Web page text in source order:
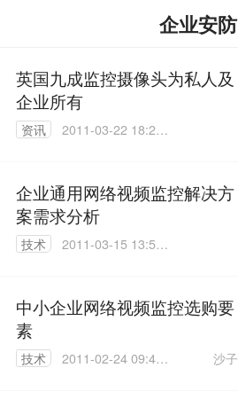
企业安防
英国九成监控摄像头为私人及
企业所有
资讯
2011-03-22 18:25:
企业通用网络视频监控解决方
案需求分析
技术
2011-03-15 13:51:
中小企业网络视频监控选购要
素
技术
2011-02-24 09:44:
沙子